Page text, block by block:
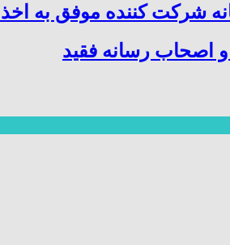
شرکت کننده موفق به
اصحاب رسانه فقید